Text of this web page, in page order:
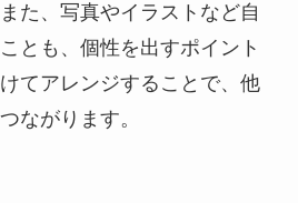
た、写真やイラストなど自
とも、個性を出すポイント
てアレンジすることで、他
ながります。